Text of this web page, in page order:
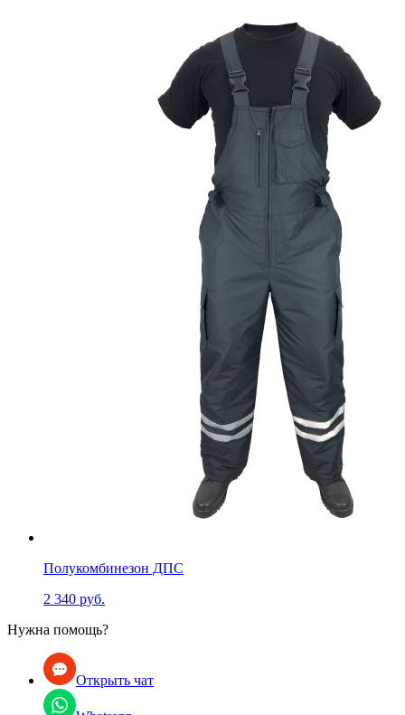
Полукомбинезон ДПС
2 340 руб.
Нужна помощь?
Открыть чат